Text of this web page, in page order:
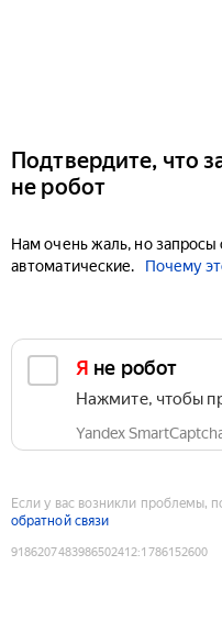
Подтвердите, что
не робот
Нам очень жаль, но запросы
автоматические.
Почему
Я не робот
Нажмите, чтобы
Yandex
Если у вас возникли проблемы,
обратной связи
9186207483986502412:1786152600